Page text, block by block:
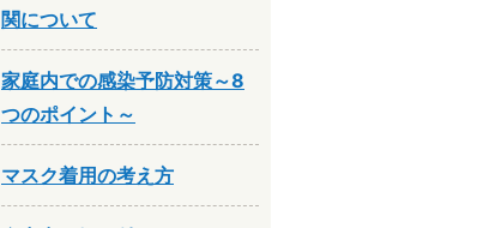
関について
家庭内での感染予防対策～8
つのポイント～
マスク着用の考え方